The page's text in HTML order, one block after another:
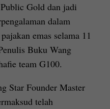
Gold dan jadi
dalam
emas selama 11
Buku Wang
team G100.
Star Founder Master
telah